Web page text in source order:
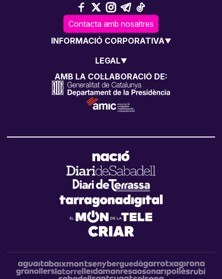
Contacta amb nosaltres
INFORMACIÓ CORPORATIVA
LEGAL
AMB LA COL·LABORACIÓ DE: